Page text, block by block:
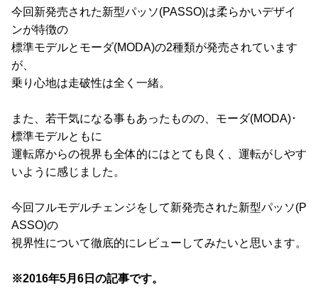
今回新発売された新型パッソ(PASSO)は柔らかいデザイ
ンが特徴の
標準モデルとモーダ(MODA)の2種類が発売されています
が、
乗り心地は走破性は全く一緒。
また、若干気になる事もあったものの、モーダ(MODA)･
標準モデルともに
運転席からの視界も全体的にはとても良く、運転がしやす
いように感じました。
今回フルモデルチェンジをして新発売された新型パッソ(P
ASSO)の
視界性について徹底的にレビューしてみたいと思います。
※2016年5月6日の記事です。